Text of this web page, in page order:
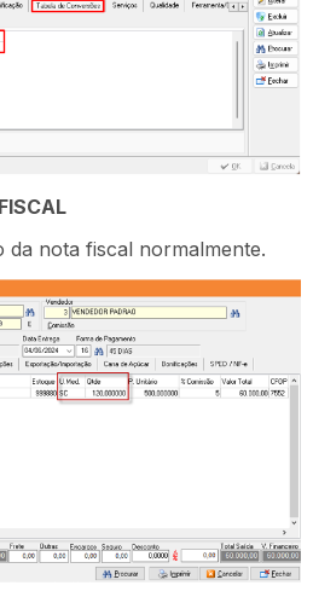
da nota fiscal normalmente.